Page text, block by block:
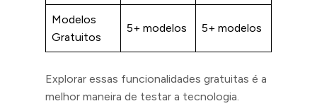
Modelos
Gratuitos
5+ modelos 5+ modelos
Explorar essas funcionalidades gratuitas é a
melhor maneira de testar a tecnologia.